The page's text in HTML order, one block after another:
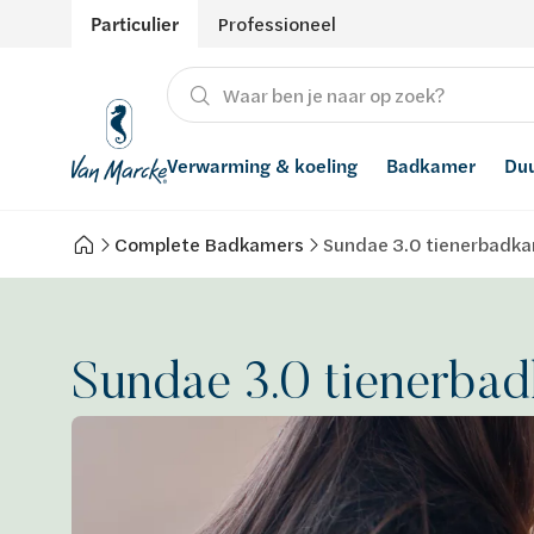
Particulier Professioneel
Verwarming & koeling
Verwarming
Badkamer
Producten
Advies
Hernieuwbare energie
Regenwaterrecuperatie
Waterontharders
Complete Badkamers Sundae 3.0
Sundae 3.0